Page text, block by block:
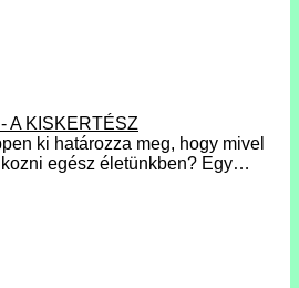
A KISKERTÉSZ
ki határozza meg, hogy mivel
egész életünkben? Egy…